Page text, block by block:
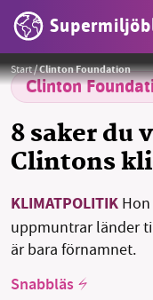
OMRÅDEN
MILJÖFAKTA
OM OSS
Sök
Start/Clinton Foundation
Clinton
8 saker du
Clintons
KLIMATPOLITIK
uppmuntrar länder
är bara förnamnet.
Snabbläs
SMB
starten 2010